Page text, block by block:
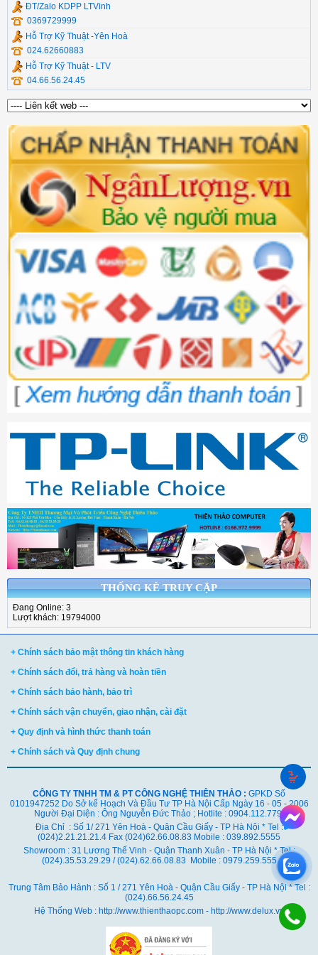
ĐT/Zalo KDPP LTVinh
0369729999
Hỗ Trợ Kỹ Thuật -Yên Hoà
024.62660883
Hỗ Trợ Kỹ Thuật - LTV
04.66.56.24.45
THỐNG KÊ TRUY CẬP
Đang Online: 3
Lượt khách: 19794000
+ Chính sách bảo mật thông tin khách hàng
+ Chính sách đổi, trả hàng và hoàn tiền
+ Chính sách bảo hành, bảo trì
+ Chính sách vận chuyển, giao nhận, cài đặt
+ Quy định và hình thức thanh toán
+ Chính sách và Quy định chung
CÔNG TY TNHH TM & PT CÔNG NGHỆ THIÊN THẢO : GPKD Số
0101947252 Do Sở kế Hoạch Và Đầu Tư TP Hà Nội Cấp Ngày 16 - 05 - 2006
Người Đại Diện : Ông Nguyễn Đức Thảo ; Hotlite : 0904.112.779
Địa Chỉ : Số 1/ 271 Yên Hoà - Quận Cầu Giấy - TP Hà Nội * Tel :
(024)2.21.21.21.4 Fax (024)62.66.08.83 Mobile : 039.892.5555
Showroom : 31 Lương Thế Vinh - Quận Thanh Xuân - TP Hà Nội *Tel :
(024).35.53.29.29 / (024).62.66.08.83 Mobile : 0979.259.555
Trung Tâm Bảo Hành : Số 1 / 271 Yên Hoà - Quận Cầu Giấy - TP Hà Nội * Tel :
(024).66.56.24.45
Hệ Thống Web : http://www.thienthaopc.com - http://www.delux.vn